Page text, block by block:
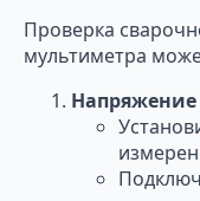
Проверка
мультиметра